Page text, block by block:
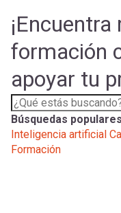
Menú
entrar
a
mi
Expand
Comunidad
Exploración
Expand
Inicia
sesión
formación
apoyar tu
Búsquedas
Inteligencia artificial
Formación